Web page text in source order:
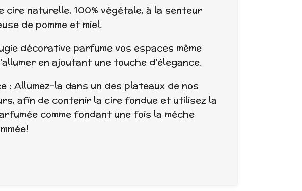
cire naturelle, 100% végétale, à la senteur
de pomme et miel.
décorative parfume vos espaces même
en ajoutant une touche d'élegance.
: Allumez-la dans un des plateaux de nos
afin de contenir la cire fondue et utilisez la
comme fondant une fois la méche